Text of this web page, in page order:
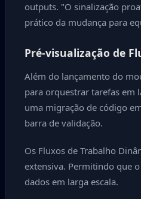
outputs. "O sinalização
prático da mudança para
Pré-visualização de
Além do lançamento do
para orquestrar tarefas em
uma migração de código
barra de validação.
Os Fluxos de Trabalho
extensiva. Permitindo que
dados em larga escala.